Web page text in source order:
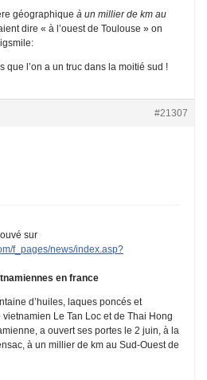
géographique à un millier de km au
dire « à l’ouest de Toulouse » on
que l’on a un truc dans la moitié sud !
#21307
sur
f_pages/news/index.asp?
en france
d’huiles, laques poncés et
Le Tan Loc et de Thai Hong
a ouvert ses portes le 2 juin, à la
à un millier de km au Sud-Ouest de